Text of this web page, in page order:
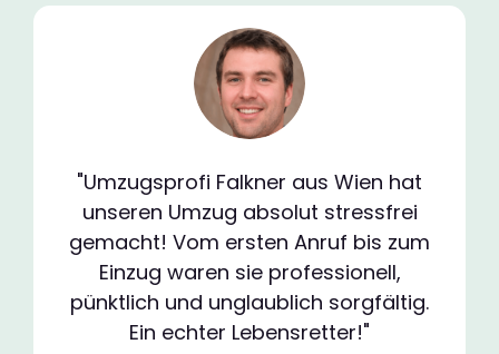
"Umzugsprofi Falkner aus Wien hat
unseren Umzug absolut stressfrei
gemacht! Vom ersten Anruf bis zum
Einzug waren sie professionell,
pünktlich und unglaublich sorgfältig.
Ein echter Lebensretter!"